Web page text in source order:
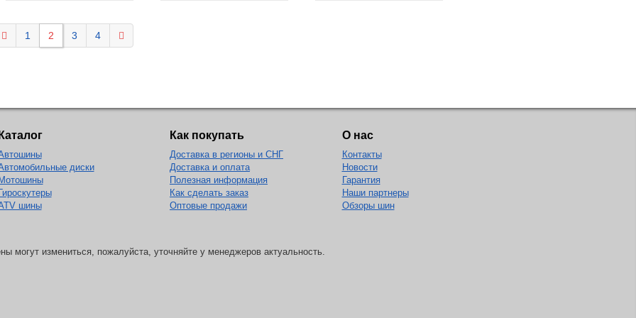
1 2 3 4
Каталог
диски
Мотошины
Гироскутеры
шины
Как покупать
Доставка в регионы и СНГ
Доставка и оплата
Полезная информация
Как сделать заказ
Оптовые продажи
О нас
Контакты
Новости
Гарантия
Наши партнеры
Обзоры шин
могут измениться, пожалуйста, уточняйте у менеджеров актуальность.